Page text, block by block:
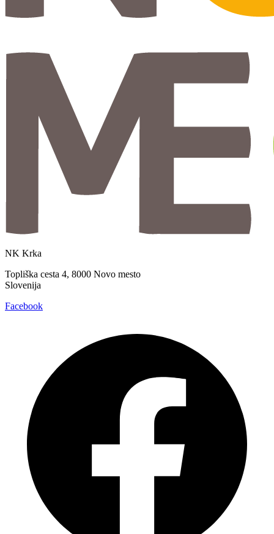
NK Krka
Topliška cesta 4, 8000 Novo mesto
Slovenija
Facebook